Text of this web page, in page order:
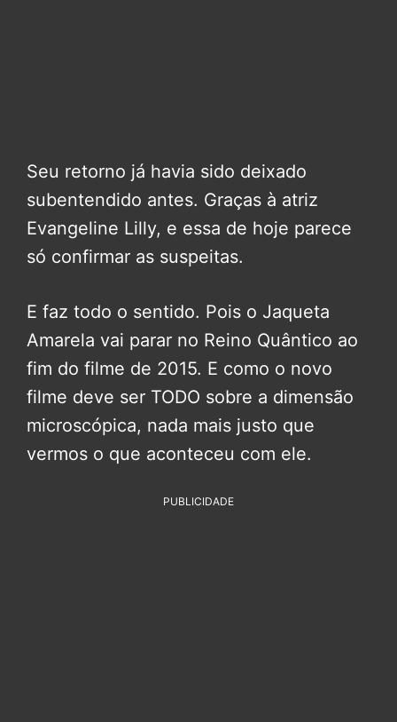
Seu retorno já havia sido deixado
subentendido antes. Graças à atriz
Evangeline Lilly, e essa de hoje parece
só confirmar as suspeitas.
E faz todo o sentido. Pois o Jaqueta
Amarela vai parar no Reino Quântico ao
fim do filme de 2015. E como o novo
filme deve ser TODO sobre a dimensão
microscópica, nada mais justo que
vermos o que aconteceu com ele.
PUBLICIDADE